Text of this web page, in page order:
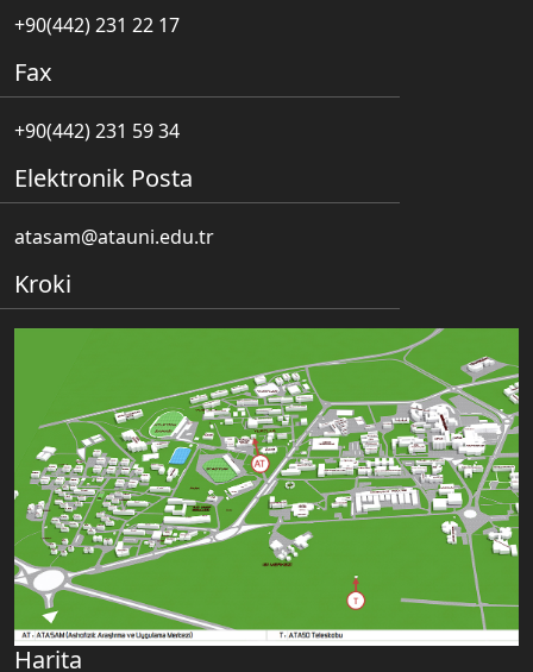
+90(442) 231 22 17
Fax
+90(442) 231 59 34
Elektronik Posta
atasam@atauni.edu.tr
Kroki
Harita